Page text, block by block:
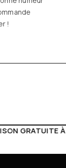
sans rien
DE 150€LIVE